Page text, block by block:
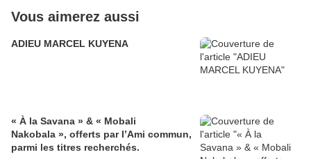
Vous aimerez aussi
ADIEU MARCEL KUYENA
« À la Savana » & « Mobali
Nakobala », offerts par l’Ami commun,
parmi les titres recherchés.